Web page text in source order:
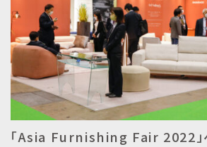
「Asia Furnishing Fair 2022」